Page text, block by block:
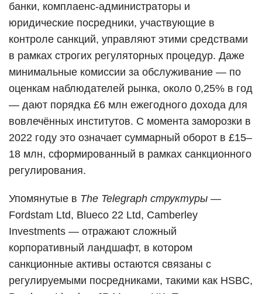
банки, комплаенс-администраторы и
юридические посредники, участвующие в
контроле санкций, управляют этими средствами
в рамках строгих регуляторных процедур. Даже
минимальные комиссии за обслуживание — по
оценкам наблюдателей рынка, около 0,25% в год
— дают порядка £6 млн ежегодного дохода для
вовлечённых институтов. С момента заморозки в
2022 году это означает суммарный оборот в £15–
18 млн, сформированный в рамках санкционного
регулирования.
Упомянутые в The Telegraph структуры —
Fordstam Ltd, Blueco 22 Ltd, Camberley
Investments — отражают сложный
корпоративный ландшафт, в котором
санкционные активы остаются связаны с
регулируемыми посредниками, такими как HSBC,